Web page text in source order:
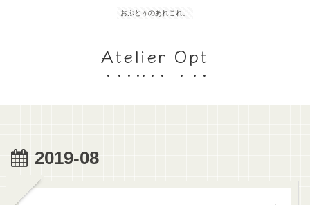
おぷとぅのあれこれ。
Atelier Opt
2019-08